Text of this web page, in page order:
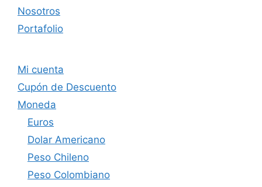
Nosotros
Portafolio
Mi cuenta
Cupón de Descuento
Moneda
Euros
Dolar Americano
Peso Chileno
Peso Colombiano